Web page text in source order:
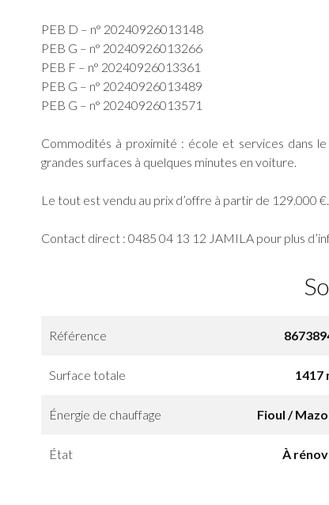
PEB D – n° 20240926013148
PEB G – n° 20240926013266
PEB F – n° 20240926013361
PEB G – n° 20240926013489
PEB G – n° 20240926013571
Commodités à proximité : école et services dans
grandes surfaces à quelques minutes en voiture.
Le tout est vendu au prix d’offre à partir de 129.000 €.
Contact direct : 0485 04 13 12 JAMILA pour plus
Référence
Surface totale 1417
Énergie de chauffage Fioul /
État À